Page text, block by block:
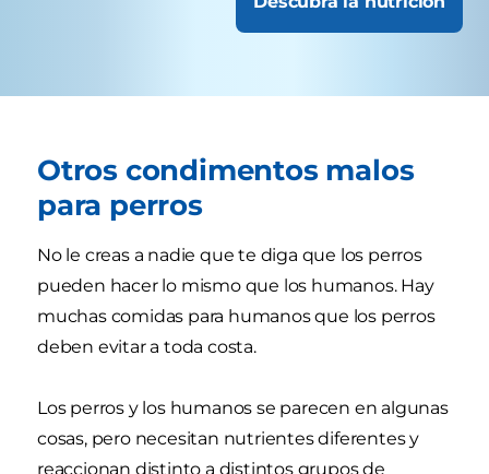
Otros condimentos malos
para perros
No le creas a nadie que te diga que los perros
pueden hacer lo mismo que los humanos. Hay
muchas comidas para humanos que los perros
deben evitar a toda costa.
Los perros y los humanos se parecen en algunas
cosas, pero necesitan nutrientes diferentes y
reaccionan distinto a distintos grupos de